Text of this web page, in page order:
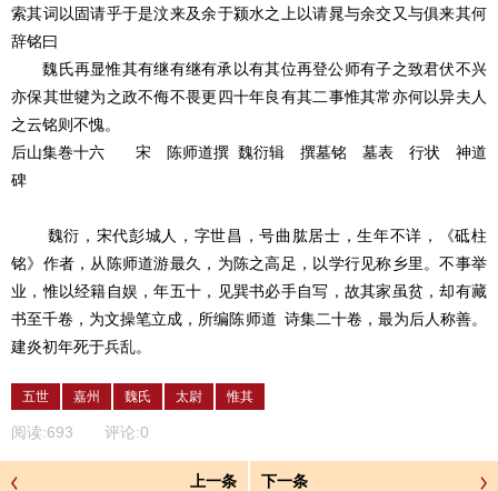
索其词以固请乎于是汶来及余于颍水之上以请晁与余交又与俱来其何
辞铭曰
魏氏再显惟其有继有继有承以有其位再登公师有子之致君伏不兴
亦保其世犍为之政不侮不畏更四十年良有其二事惟其常亦何以异夫人
之云铭则不愧。
后山集巻十六 宋 陈师道撰 魏衍辑撰墓铭 墓表 行状 神道
碑
魏衍，宋代彭城人，字世昌，号曲肱居士，生年不详，《砥柱
铭》作者，从陈师道游最久，为陈之高足，以学行见称乡里。不事举
业，惟以经籍自娱，年五十，见巽书必手自写，故其家虽贫，却有藏
书至千卷，为文操笔立成，所编陈师道 诗集二十卷，最为后人称善。
建炎初年死于兵乱。
五世 嘉州 魏氏 太尉 惟其
阅读:693 评论:0
上一条 下一条